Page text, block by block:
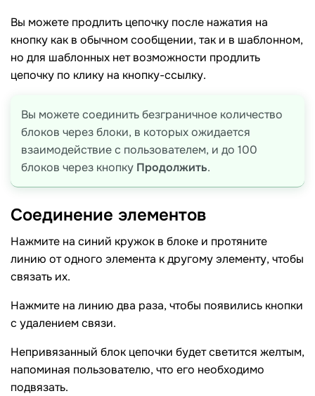
Вы можете продлить цепочку после нажатия на
кнопку как в обычном сообщении, так и в шаблонном,
но для шаблонных нет возможности продлить
цепочку по клику на кнопку-ссылку.
Вы можете соединить безграничное количество
блоков через блоки, в которых ожидается
взаимодействие с пользователем, и до 100
блоков через кнопку Продолжить.
Соединение элементов
Нажмите на синий кружок в блоке и протяните
линию от одного элемента к другому элементу, чтобы
связать их.
Нажмите на линию два раза, чтобы появились кнопки
с удалением связи.
Непривязанный блок цепочки будет светится желтым,
напоминая пользователю, что его необходимо
подвязать.